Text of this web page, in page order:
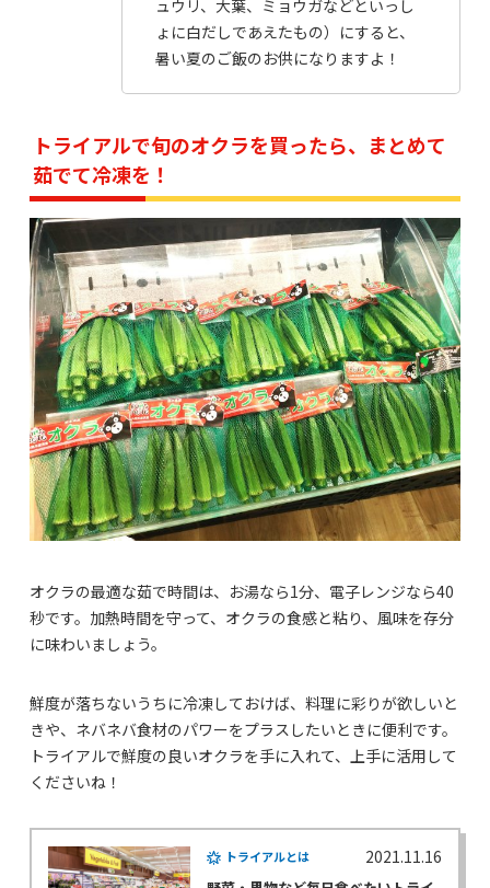
ュウリ、大葉、ミョウガなどといっし
ょに白だしであえたもの）にすると、
暑い夏のご飯のお供になりますよ！
トライアルで旬のオクラを買ったら、まとめて
茹でて冷凍を！
オクラの最適な茹で時間は、お湯なら1分、電子レンジなら40
秒です。加熱時間を守って、オクラの食感と粘り、風味を存分
に味わいましょう。
鮮度が落ちないうちに冷凍しておけば、料理に彩りが欲しいと
きや、ネバネバ食材のパワーをプラスしたいときに便利です。
トライアルで鮮度の良いオクラを手に入れて、上手に活用して
くださいね！
トライアルとは 2021.11.16